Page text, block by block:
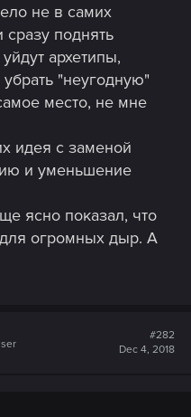
не в самих
сразу поднять
архетипы,
"неугодную"
место, не мне
идея с заменой
и уменьшение
ясно показал, что
огромных дыр. А
#282
Dec 4, 2018